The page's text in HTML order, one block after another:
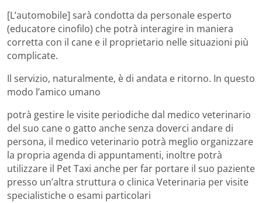
[L’automobile] sarà condotta da personale esperto
(educatore cinofilo) che potrà interagire in maniera
corretta con il cane e il proprietario nelle situazioni più
complicate.
Il servizio, naturalmente, è di andata e ritorno. In questo
modo l’amico umano
potrà gestire le visite periodiche dal medico veterinario
del suo cane o gatto anche senza doverci andare di
persona, il medico veterinario potrà meglio organizzare
la propria agenda di appuntamenti, inoltre potrà
utilizzare il Pet Taxi anche per far portare il suo paziente
presso un’altra struttura o clinica Veterinaria per visite
specialistiche o esami particolari